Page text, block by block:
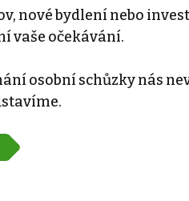
nové bydlení nebo
vaše očekávání.
osobní schůzky nás